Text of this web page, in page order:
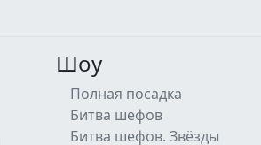
Шоу
Полная посадка
Битва шефов
Битва шефов. Звёзды